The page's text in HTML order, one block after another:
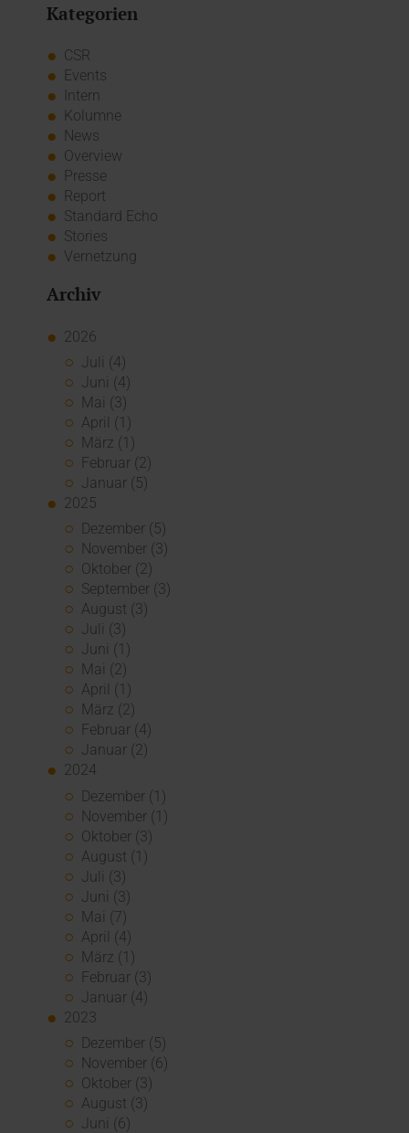
Kategorien
CSR
Events
Intern
Kolumne
News
Overview
Presse
Report
Standard Echo
Stories
Vernetzung
Archiv
2026
Juli (4)
Juni (4)
Mai (3)
April (1)
März (1)
Februar (2)
Januar (5)
2025
Dezember (5)
November (3)
Oktober (2)
September (3)
August (3)
Juli (3)
Juni (1)
Mai (2)
April (1)
März (2)
Februar (4)
Januar (2)
2024
Dezember (1)
November (1)
Oktober (3)
August (1)
Juli (3)
Juni (3)
Mai (7)
April (4)
März (1)
Februar (3)
Januar (4)
2023
Dezember (5)
November (6)
Oktober (3)
August (3)
Juni (6)